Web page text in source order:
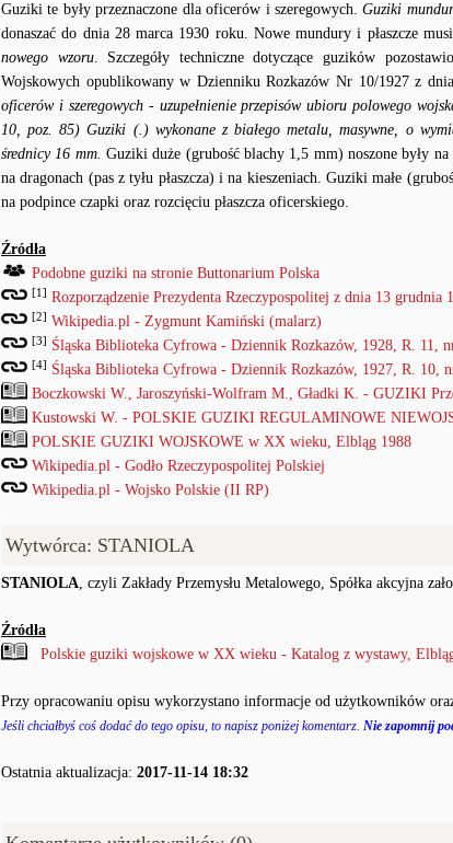
Guziki te były przeznaczone dla oficerów i szeregowych.Guziki
donaszać do dnia 28 marca 1930 roku. Nowe mundury i płaszcze
nowego wzoru. Szczegóły techniczne dotyczące guzików
Wojskowych opublikowany w Dzienniku Rozkazów Nr 10/1927 z
oficerów i szeregowych - uzupełnienie przepisów ubioru polowego
10, poz. 85)Guziki (.) wykonane z białego metalu, masywne, o
średnicy 16 mm. Guziki duże (grubość blachy 1,5 mm) noszone były
na dragonach (pas z tyłu płaszcza) i na kieszeniach. Guziki małe
na podpince czapki oraz rozcięciu płaszcza oficerskiego.
Źródła
Podobne guziki na stronie Buttonarium Polska
[1] Rozporządzenie Prezydenta Rzeczypospolitej z dnia 13 grudnia
[2] Wikipedia.pl - Zygmunt Kamiński (malarz)
[3] Śląska Biblioteka Cyfrowa - Dziennik Rozkazów, 1928, R. 11,
[4]
Śląska Biblioteka Cyfrowa - Dziennik Rozkazów, 1927, R. 10,
Boczkowski W., Jaroszyński-Wolfram M., Gładki K. - GUZIKI
Kustowski W. - POLSKIE GUZIKI REGULAMINOWE
POLSKIE GUZIKI WOJSKOWE w XX wieku, Elbląg 1988
Wikipedia.pl - Godło Rzeczypospolitej Polskiej
Wikipedia.pl - Wojsko Polskie (II RP)
Wytwórca: STANIOLA
STANIOLA, czyli Zakłady Przemysłu Metalowego, Spółka akcyjna
Źródła
Polskie guziki wojskowe w XX wieku - Katalog z wystawy,
Przy opracowaniu opisu wykorzystano informacje od użytkowników
Jeśli chciałbyś coś dodać do tego opisu, to napisz poniżej komentarz. Nie zapomnij
Ostatnia aktualizacja: 2017-11-14 18:32